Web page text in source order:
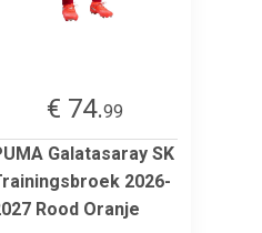
€ 74.99
Galatasaray SK
2026-
Rood Oranje